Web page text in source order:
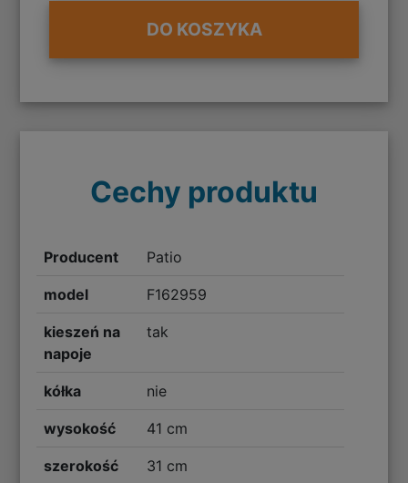
DO KOSZYKA
Cechy produktu
Producent Patio
model F162959
kieszeń na
napoje
tak
kółka nie
wysokość 41 cm
szerokość 31 cm